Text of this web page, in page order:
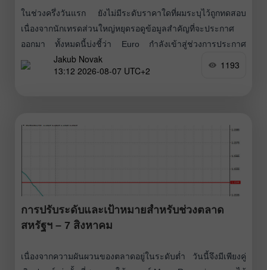
ในช่วงครึ่งวันแรก ยังไม่มีระดับราคาใดที่ผมระบุไว้ถูกทดสอบ
เนื่องจากนักเทรดส่วนใหญ่หยุดรอดูข้อมูลสำคัญที่จะประกาศ
ออกมา ทั้งหมดนี้บ่งชี้ว่า Euro กำลังเข้าสู่ช่วงการประกาศ
รายงานการจ้างงานของสหรัฐฯ ด้วยความระมัดระวัง เนื่องจาก
ชุดข้อมูลนี้อาจเปลี่ยนทิศทางการเทรดในช่วงปลายสัปดาห์ได้
ตลาดแรงงานที่แข็งแกร่งทำให้ธนาคารกลางมีช่องว่างมากขึ้น
ในการดำเนินนโยบายการเงินแบบตึงตัว ตลาดจะให้ความ
สำคัญเป็นพิเศษกับการเติบโตของค่าจ้าง
Jakub Novak
13:12 2026-08-07 UTC+2
1193
การปรับระดับและเป้าหมายสำหรับช่วงตลาด
สหรัฐฯ – 7 สิงหาคม
เนื่องจากความผันผวนของตลาดอยู่ในระดับต่ำ วันนี้จึงมีเพียงคู่